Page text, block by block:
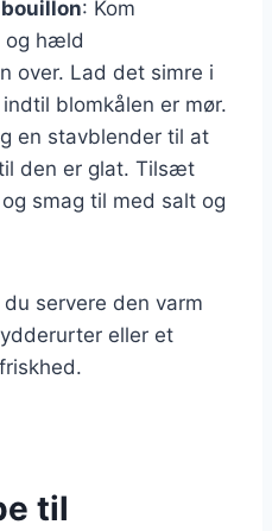
: Kom
og hæld
over. Lad det simre i
blomkålen er mør.
en stavblender til at
den er glat. Tilsæt
smag til med salt og
servere den varm
eller et
til